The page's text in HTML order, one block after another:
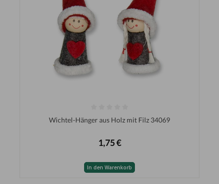
Wichtel-Hänger aus Holz mit Filz 34069
1,75 €
In den Warenkorb